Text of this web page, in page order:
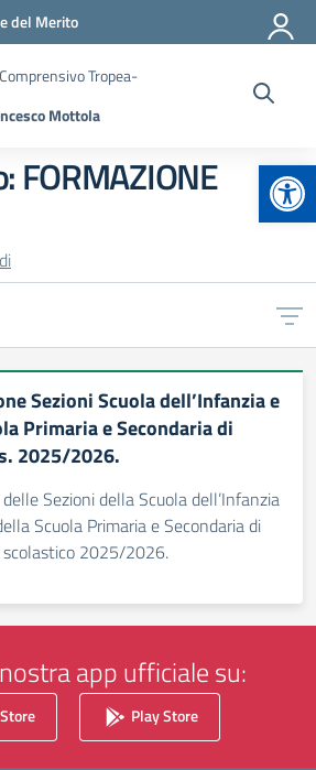
del Merito
Tropea-
Mottola
FORMAZIONE
Sezioni Scuola dell’Infanzia e
Primaria e Secondaria di
2025/2026.
Sezioni della Scuola dell’Infanzia
Scuola Primaria e Secondaria di
2025/2026.
app ufficiale su:
Play Store